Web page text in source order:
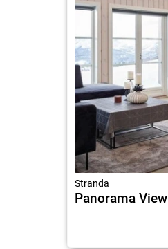
Stranda
Panorama View